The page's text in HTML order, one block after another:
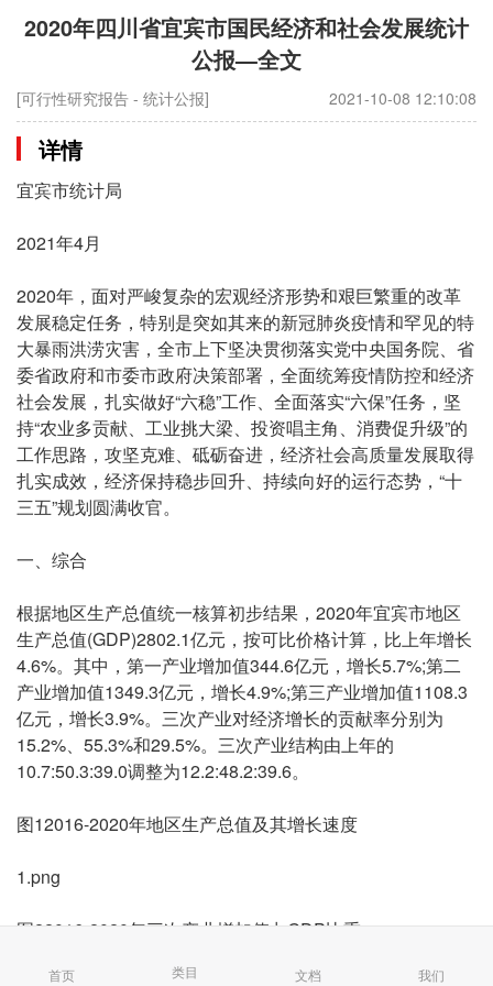
2020年四川省宜宾市国民经济和社会发展统计
公报—全文
[可行性研究报告 - 统计公报] 2021-10-08 12:10:08
详情
宜宾市统计局
2021年4月
2020年，面对严峻复杂的宏观经济形势和艰巨繁重的改革
发展稳定任务，特别是突如其来的新冠肺炎疫情和罕见的特
大暴雨洪涝灾害，全市上下坚决贯彻落实党中央国务院、省
委省政府和市委市政府决策部署，全面统筹疫情防控和经济
社会发展，扎实做好“六稳”工作、全面落实“六保”任务，坚
持“农业多贡献、工业挑大梁、投资唱主角、消费促升级”的
工作思路，攻坚克难、砥砺奋进，经济社会高质量发展取得
扎实成效，经济保持稳步回升、持续向好的运行态势，“十
三五”规划圆满收官。
一、综合
根据地区生产总值统一核算初步结果，2020年宜宾市地区
生产总值(GDP)2802.1亿元，按可比价格计算，比上年增长
4.6%。其中，第一产业增加值344.6亿元，增长5.7%;第二
产业增加值1349.3亿元，增长4.9%;第三产业增加值1108.3
亿元，增长3.9%。三次产业对经济增长的贡献率分别为
15.2%、55.3%和29.5%。三次产业结构由上年的
10.7:50.3:39.0调整为12.2:48.2:39.6。
图12016-2020年地区生产总值及其增长速度
1.png
图22016-2020年三次产业增加值占GDP比重
首页 类目 文档 我们